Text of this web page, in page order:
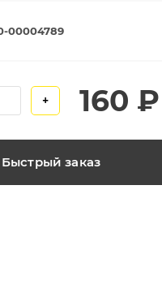
00004789
+ 160 ₽
Быстрый заказ